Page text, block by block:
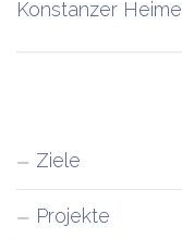
Konstanzer Heime
Ziele
Projekte